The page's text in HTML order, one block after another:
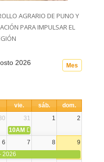
AGRARIO DE PUNO Y
PARA IMPULSAR EL
Mes
2026
vie. sáb.
dom.
31 1
2
10AM DIA NACIONAL DE LA
6 7 8
9
2026